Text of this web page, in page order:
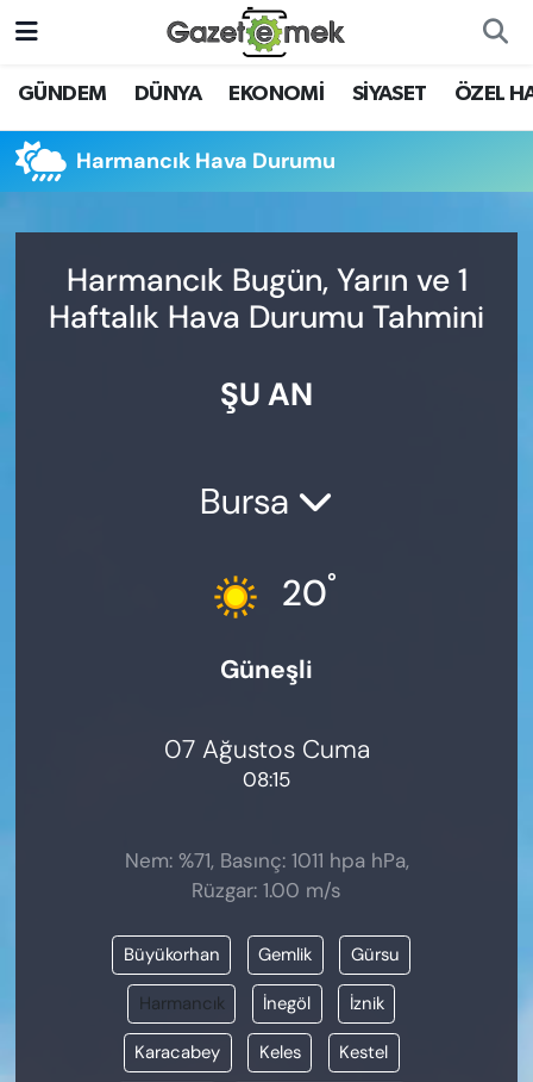
GÜNDEM DÜNYA EKONOMİ SİYASET ÖZEL
Harmancık Hava Durumu
Harmancık Bugün, Yarın ve 1
Haftalık Hava Durumu Tahmini
ŞU AN
Bursa
20°
Güneşli
07 Ağustos Cuma
08:15
Nem: %71, Basınç: 1011 hpa hPa,
Rüzgar: 1.00 m/s
Büyükorhan Gemlik Gürsu
Harmancık İnegöl İznik
Karacabey Keles Kestel
DÜNYA
EKONOMİ
YENİ MEDYADA EMEK
GAZETECİLİĞİNİ GELİŞTİRMEK
ÖZEL HABER
SİYASET
VAN VE DİYARBAKIR HABERLERİ
Nöbetçi Eczaneler
Hava Durumu
Trafik Durumu
Süper Lig Puan Durumu ve Fikstür